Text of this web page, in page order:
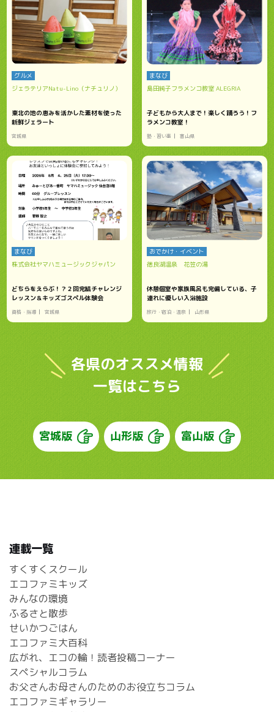
グルメ
ジェラテリアNatu-Lino（ナチュリノ）
東北の地の恵みを活かした素材を使った
新鮮ジェラート
宮城県
まなび
島田純子フラメンコ教室 ALEGRIA
子どもから大人まで！楽しく踊ろう！フ
ラメンコ教室！
塾・習い事 富山県
まなび
株式会社ヤマハミュージックジャパン
どちらをえらぶ！？２回完結チャレンジ
レッスン＆キッズゴスペル体験会
資格・指導 宮城県
おでかけ・イベント
徳良湖温泉 花笠の湯
休憩個室や家族風呂も完備している、子
連れに優しい入浴施設
旅行・宿泊・温泉 山形県
各県のオススメ情報
一覧はこちら
宮城版 山形版 富山版
連載一覧
すくすくスクール
エコファミキッズ
みんなの環境
ふるさと散歩
せいかつごはん
エコファミ大百科
広がれ、エコの輪！読者投稿コーナー
スペシャルコラム
お父さんお母さんのためのお役立ちコラム
エコファミギャラリー